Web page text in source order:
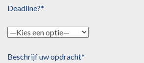
Deadline?*
Beschrijf uw opdracht*